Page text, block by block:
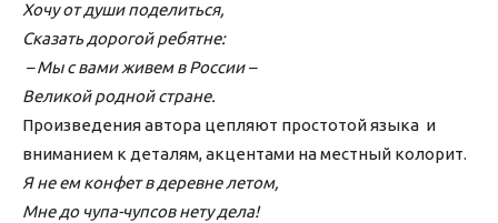
Хочу от души поделиться,
Сказать дорогой ребятне:
– Мы с вами живем в России –
Великой родной стране.
Произведения автора цепляют простотой языка и
вниманием к деталям, акцентами на местный колорит.
Я не ем конфет в деревне летом,
Мне до чупа-чупсов нету дела!